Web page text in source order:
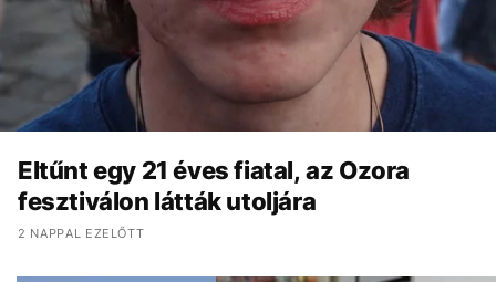
Eltűnt egy 21 éves fiatal, az Ozora
fesztiválon látták utoljára
2 NAPPAL EZELŐTT